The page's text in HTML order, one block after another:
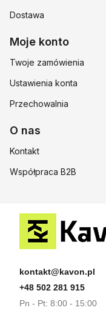
Dostawa
Moje konto
Twoje zamówienia
Ustawienia konta
Przechowalnia
O nas
Kontakt
Współpraca B2B
kontakt@kavon.pl
+48 502 281 915
Pn - Pt: 8:00 - 15:00